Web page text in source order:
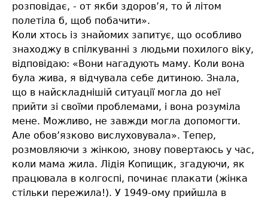
розповідає, - от якби здоров’я, то й літом
полетіла б, щоб побачити».
Коли хтось із знайомих запитує, що особливо
знаходжу в спілкуванні з людьми похилого віку,
відповідаю: «Вони нагадують маму. Коли вона
була жива, я відчувала себе дитиною. Знала,
що в найскладнішій ситуації могла до неї
прийти зі своїми проблемами, і вона розуміла
мене. Можливо, не завжди могла допомогти.
Але обов’язково вислуховувала». Тепер,
розмовляючи з жінкою, знову повертаюсь у час,
коли мама жила. Лідія Копищик, згадуючи, як
працювала в колгоспі, починає плакати (жінка
стільки пережила!). У 1949-ому прийшла в